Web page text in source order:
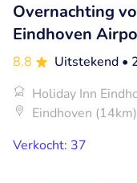
Overnachting
Eindhoven
8.8 Uitstekend •
Holiday Inn
Eindhoven (14km)
Verkocht: 37